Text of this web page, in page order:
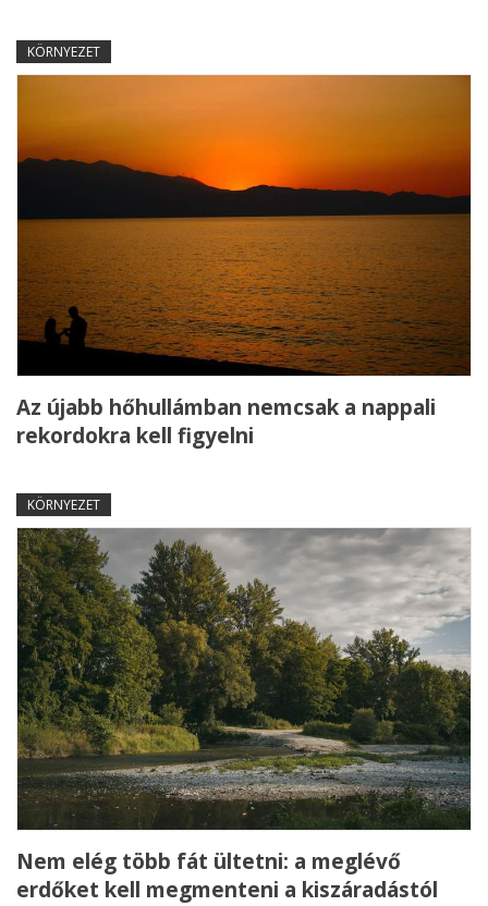
KÖRNYEZET
Az újabb hőhullámban nemcsak a nappali
rekordokra kell figyelni
KÖRNYEZET
Nem elég több fát ültetni: a meglévő
erdőket kell megmenteni a kiszáradástól